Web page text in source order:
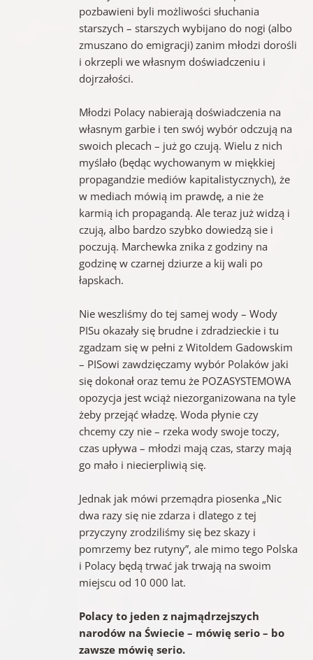
pozbawieni byli możliwości słuchania
starszych – starszych wybijano do nogi (albo
zmuszano do emigracji) zanim młodzi dorośli
i okrzepli we własnym doświadczeniu i
dojrzałości.
Młodzi Polacy nabierają doświadczenia na
własnym garbie i ten swój wybór odczują na
swoich plecach – już go czują. Wielu z nich
myślało (będąc wychowanym w miękkiej
propagandzie mediów kapitalistycznych), że
w mediach mówią im prawdę, a nie że
karmią ich propagandą. Ale teraz już widzą i
czują, albo bardzo szybko dowiedzą sie i
poczują. Marchewka znika z godziny na
godzinę w czarnej dziurze a kij wali po
łapskach.
Nie weszliśmy do tej samej wody – Wody
PISu okazały się brudne i zdradzieckie i tu
zgadzam się w pełni z Witoldem Gadowskim
– PISowi zawdzięczamy wybór Polaków jaki
się dokonał oraz temu że POZASYSTEMOWA
opozycja jest wciąż niezorganizowana na tyle
żeby przejąć władzę. Woda płynie czy
chcemy czy nie – rzeka wody swoje toczy,
czas upływa – młodzi mają czas, starzy mają
go mało i niecierpliwią się.
Jednak jak mówi przemądra piosenka „Nic
dwa razy się nie zdarza i dlatego z tej
przyczyny zrodziliśmy się bez skazy i
pomrzemy bez rutyny”, ale mimo tego Polska
i Polacy będą trwać jak trwają na swoim
miejscu od 10 000 lat.
Polacy to jeden z najmądrzejszych
narodów na Świecie – mówię serio – bo
zawsze mówię serio.